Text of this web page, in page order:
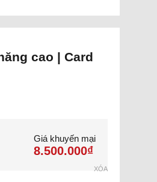
cao | Card
Giá khuyến mại
8.500.000₫
XÓA